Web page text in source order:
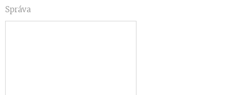
Správa